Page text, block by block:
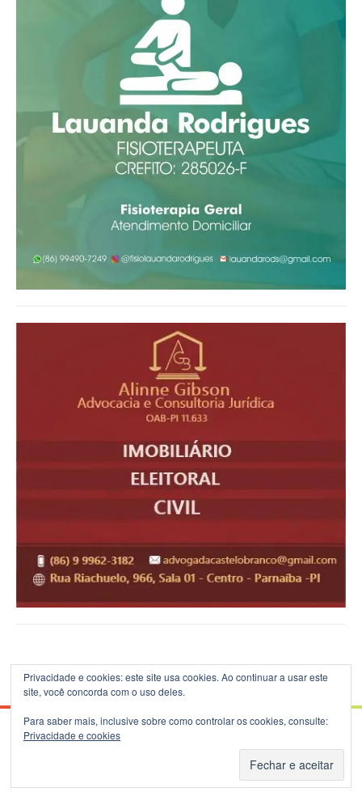
© 2026 Blog do B.Silva - Theme: Patus by
Privacidade e cookies: este site usa cookies. Ao continuar a usar este
site, você concorda com o uso deles.
Para saber mais, inclusive sobre como controlar os cookies, consulte:
Privacidade e cookies